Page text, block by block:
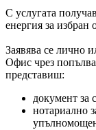
С услугата
енергия за избран
Заявява се лично
Офис чрез
представиш:
документ за
нотариално